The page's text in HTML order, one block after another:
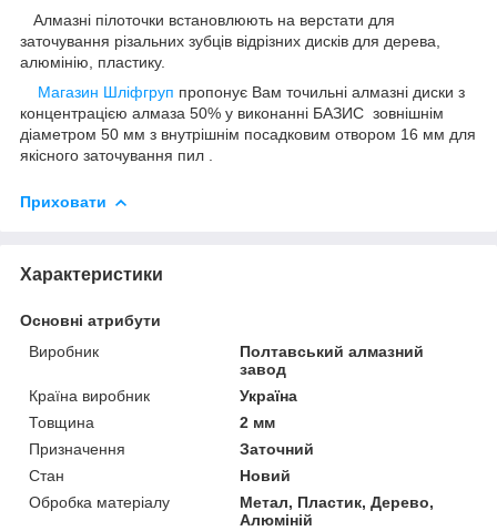
Алмазні пілоточки встановлюють на верстати для
заточування різальних зубців відрізних дисків для дерева,
алюмінію, пластику.
Магазин Шліфгруп пропонує Вам точильні алмазні диски з
концентрацією алмаза 50% у виконанні БАЗИС зовнішнім
діаметром 50 мм з внутрішнім посадковим отвором 16 мм для
якісного заточування пил .
Приховати
Характеристики
Основні атрибути
Виробник
Полтавський алмазний
завод
Країна виробник
Україна
Товщина
2 мм
Призначення
Заточний
Стан
Новий
Обробка матеріалу
Метал, Пластик, Дерево,
Алюміній